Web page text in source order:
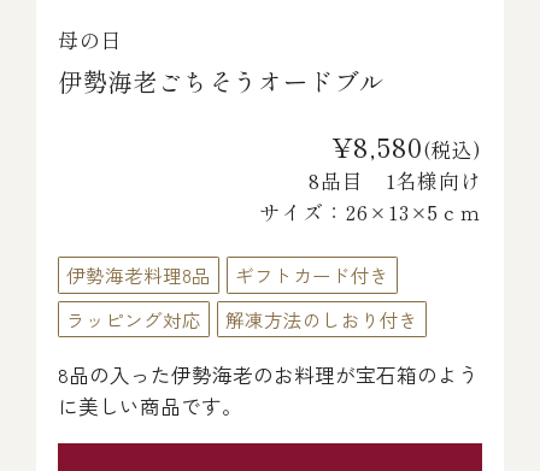
母の日
伊勢海老ごちそうオードブル
¥8,580(税込)
8品目 1名様向け
サイズ：26×13×5ｃｍ
伊勢海老料理8品
ギフトカード付き
ラッピング対応
解凍方法のしおり付き
8品の入った伊勢海老のお料理が宝石箱のよう
に美しい商品です。